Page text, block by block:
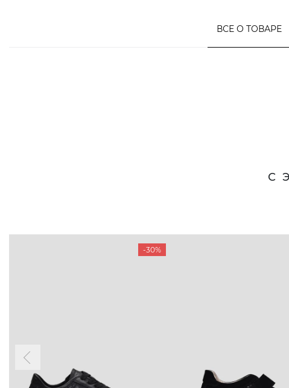
ВСЕ О ТОВАРЕ
С
-30%
акциях и событиях
Для нее Для него
0 (933) 35-59-12
0 (973) 89-43-